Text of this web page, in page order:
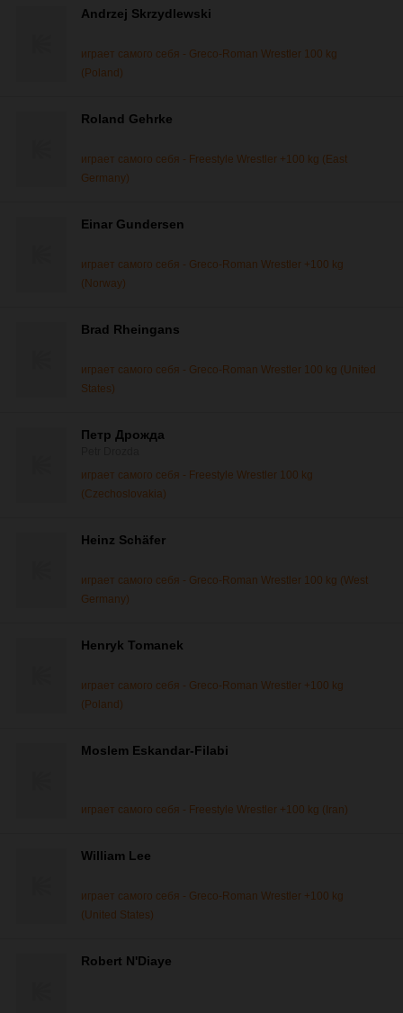
Andrzej Skrzydlewski
играет самого себя - Greco-Roman Wrestler 100 kg
(Poland)
Roland Gehrke
играет самого себя - Freestyle Wrestler +100 kg (East
Germany)
Einar Gundersen
играет самого себя - Greco-Roman Wrestler +100 kg
(Norway)
Brad Rheingans
играет самого себя - Greco-Roman Wrestler 100 kg (United
States)
Петр Дрожда
играет самого себя - Freestyle Wrestler 100 kg
(Czechoslovakia)
Heinz Schäfer
играет самого себя - Greco-Roman Wrestler 100 kg (West
Germany)
Henryk Tomanek
играет самого себя - Greco-Roman Wrestler +100 kg
(Poland)
Moslem Eskandar-Filabi
играет самого себя - Freestyle Wrestler +100 kg (Iran)
William Lee
играет самого себя - Greco-Roman Wrestler +100 kg
(United States)
Robert N'Diaye